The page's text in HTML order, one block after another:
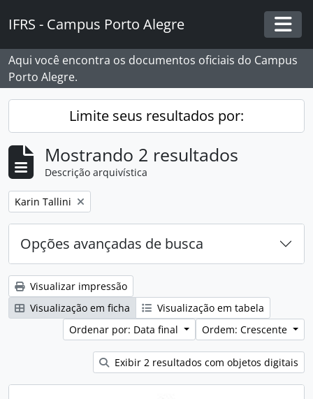
IFRS - Campus Porto Alegre
Aqui você encontra os documentos oficiais do Campus
Porto Alegre.
Limite seus resultados por:
Mostrando 2 resultados
Descrição arquivística
Remover filtro:
Karin Tallini
Opções avançadas de busca
Visualizar impressão
Visualização em ficha
Visualização em tabela
Ordenar por: Data final
Ordem: Crescente
Exibir 2 resultados com objetos digitais